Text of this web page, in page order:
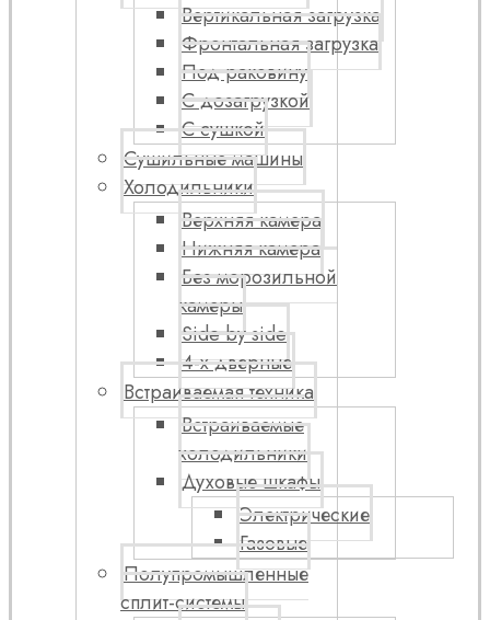
Вертикальная загрузка
Фронтальная загрузка
Под раковину
С дозагрузкой
С сушкой
Сушильные машины
Холодильники
Верхняя камера
Нижняя камера
Без морозильной
камеры
Side by side
4-х дверные
Встраиваемая техника
Встраиваемые
холодильники
Духовые шкафы
Электрические
Газовые
Полупромышленные
сплит-системы